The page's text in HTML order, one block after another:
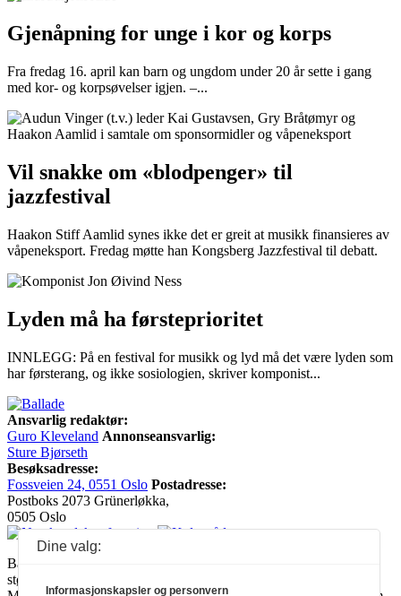
Gjenåpning for unge i kor og korps
Fra fredag 16. april kan barn og ungdom under 20 år sette i gang
med kor- og korpsøvelser igjen. –...
Vil snakke om «blodpenger» til
jazzfestival
Haakon Stiff Aamlid synes ikke det er greit at musikk finansieres av
våpeneksport. Fredag møtte han Kongsberg Jazzfestival til debatt.
Lyden må ha førsteprioritet
INNLEGG: På en festival for musikk og lyd må det være lyden som
har førsterang, og ikke sosiologien, skriver komponist...
Ansvarlig redaktør:
Guro Kleveland Annonseansvarlig:
Sture Bjørseth
Besøksadresse:
Fossveien 24, 0551 Oslo Postadresse:
Postboks 2073 Grünerløkka,
0505 Oslo
Ballade mottar tilskudd fra Norsk kulturråd, i tillegg til økonomisk
støtte fra eierne NOPA, Norsk komponistforening og
Dine valg:
Informasjonskapsler og personvern